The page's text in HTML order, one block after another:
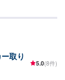
…★時間があまり取
気軽にどうぞ！
りにご納得いた
ございます。予めご
しています。お車の
ご負担いただいて
取り
5.0(8件)